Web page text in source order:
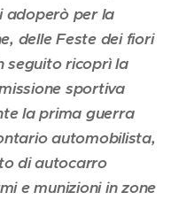
adoperò per la
delle Feste dei fiori
seguito ricoprì la
sportiva
la prima guerra
automobilista,
di autocarro
e munizioni in zone